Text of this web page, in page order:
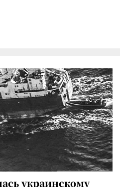
украинскому